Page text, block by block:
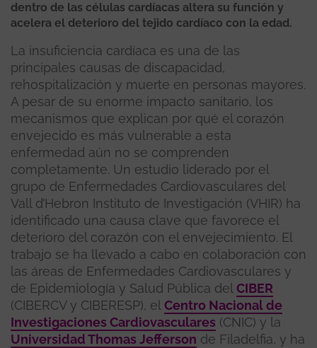
dentro de las células cardíacas altera su función y
acelera el deterioro del tejido cardíaco con la edad.
La insuficiencia cardíaca es una de las
principales causas de discapacidad,
rehospitalización y muerte en personas mayores.
A pesar de su enorme impacto sanitario, los
mecanismos que explican por qué el corazón
envejecido es más vulnerable a esta
enfermedad aún no se comprenden
completamente. Un estudio liderado por el
grupo de Enfermedades Cardiovasculares del
Vall d’Hebron Instituto de Investigación (VHIR) ha
identificado una causa clave que favorece el
deterioro del corazón con el envejecimiento. El
trabajo se ha llevado a cabo en colaboración con
las áreas de Enfermedades Cardiovasculares y
de Epidemiología y Salud Pública del CIBER
(CIBERCV y CIBERESP), el Centro Nacional de
Investigaciones Cardiovasculares (CNIC) y la
Universidad Thomas Jefferson de Filadelfia, y ha